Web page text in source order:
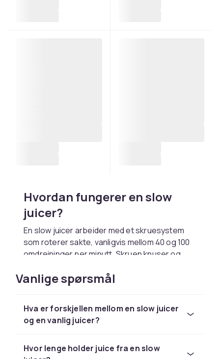
Hvordan fungerer en slow
juicer?
En slow juicer arbeider med et skruesystem
som roterer sakte, vanligvis mellom 40 og 100
omdreininger per minutt. Skruen knuser og
skiller saften fra fruktkjøttet og fibrene. Den
lave hastigheten genererer minimal varme og
næring og enzymaktivitet.
Denne kaldpresseprosessen gir juice med
med sentrifugaljuicere. Juicen skummer også
Vanlige spørsmål
Hva er forskjellen mellom en slow juicer
og en vanlig juicer?
Hvor lenge holder juice fra en slow